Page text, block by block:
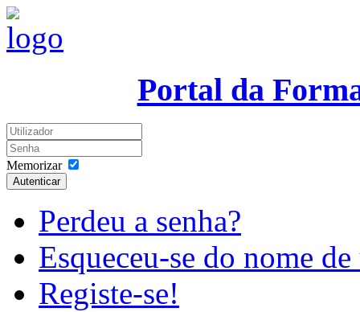
Portal da
Memorizar
Autenticar
Perdeu a senha?
Esqueceu-se do nome
Registe-se!